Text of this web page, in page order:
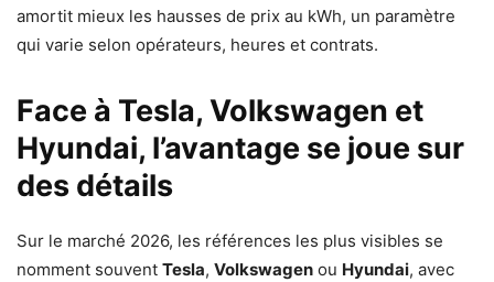
amortit mieux les hausses de prix au kWh, un paramètre
qui varie selon opérateurs, heures et contrats.
Face à Tesla, Volkswagen et
Hyundai, l’avantage se joue sur
des détails
Sur le marché 2026, les références les plus visibles se
nomment souvent Tesla, Volkswagen ou Hyundai, avec